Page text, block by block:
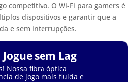
competitivo. O Wi-Fi para gamers é
dispositivos e garantir que a
e sem interrupções.
sem Lag
Nossa fibra óptica
de jogo mais fluída e